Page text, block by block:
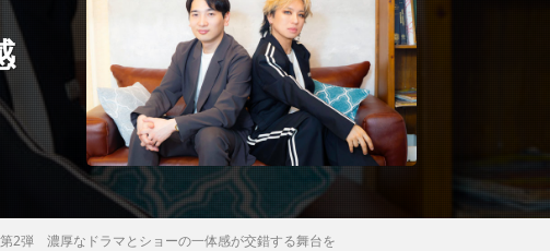
2弾 濃厚なドラマとショーの一体感が交錯する舞台を